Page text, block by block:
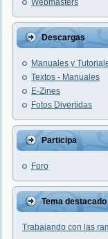
Webmasters
Descargas
Manuales y
Textos - Manuales
E-Zines
Fotos Divertidas
Participa
Foro
Tema destacado
Trabajando con las